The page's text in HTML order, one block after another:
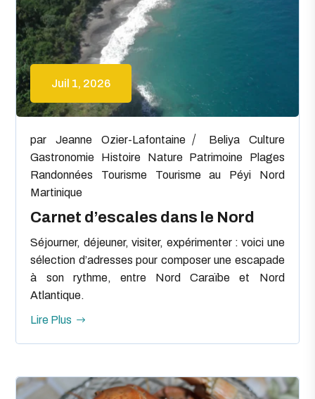
Juil 1, 2026
Carnet d’escales dans le Nord
parJeanne Ozier-Lafontaine Beliya
Culture
Gastronomie
Histoire Nature Patrimoine
Plages
Randonnées
Tourisme
Tourisme au Péyi Nord
Martinique
Séjourner, déjeuner, visiter, expérimenter : voici une
sélection d’adresses pour composer une escapade
à son rythme, entre Nord Caraïbe et Nord
Atlantique.
Lire Plus